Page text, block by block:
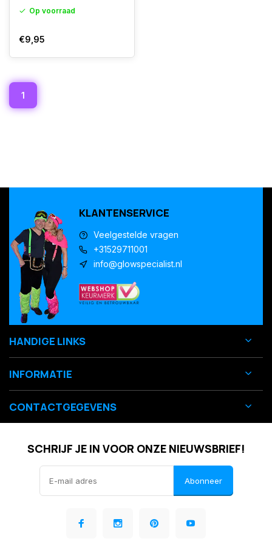
Op voorraad
€9,95
1
KLANTENSERVICE
Veelgestelde vragen
+31529711001
info@glowspecialist.nl
HANDIGE LINKS
INFORMATIE
CONTACTGEGEVENS
SCHRIJF JE IN VOOR ONZE NIEUWSBRIEF!
Abonneer